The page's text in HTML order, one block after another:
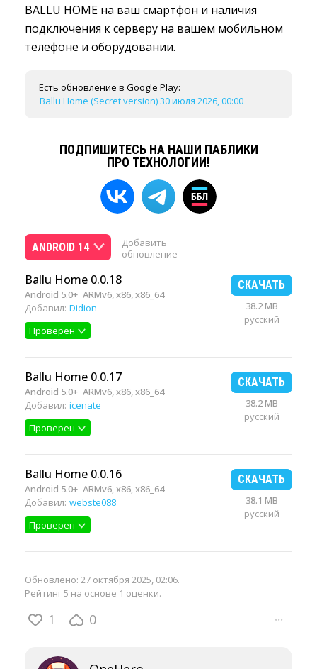
BALLU HOME на ваш смартфон и наличия
подключения к серверу на вашем мобильном
телефоне и оборудовании.
Есть обновление в Google Play:
Ballu Home (Secret version) 30 июля 2026, 00:00
ПОДПИШИТЕСЬ НА НАШИ ПАБЛИКИ
ПРО ТЕХНОЛОГИИ!
ANDROID 14
Добавить
обновление
Ballu Home 0.0.18
Android 5.0+ ARMv6, x86, x86_64
Добавил: Didion
Проверен
СКАЧАТЬ
38.2 MB
русский
Ballu Home 0.0.17
Android 5.0+ ARMv6, x86, x86_64
Добавил: icenate
Проверен
СКАЧАТЬ
38.2 MB
русский
Ballu Home 0.0.16
Android 5.0+ ARMv6, x86, x86_64
Добавил: webste088
Проверен
СКАЧАТЬ
38.1 MB
русский
Обновлено: 27 октября 2025, 02:06.
Рейтинг 5 на основе 1 оценки.
1 0 ···